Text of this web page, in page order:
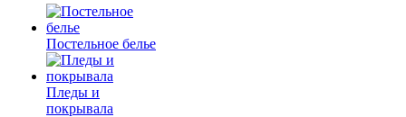
Постельное белье
Пледы и
покрывала